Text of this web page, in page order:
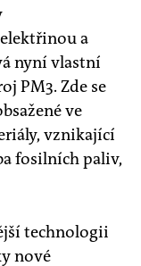
a
nyní vlastní
PM3. Zde se
ve
vznikající
fosilních paliv,
technologii
nové